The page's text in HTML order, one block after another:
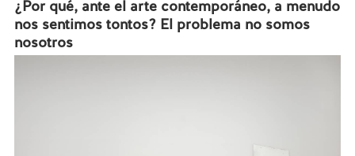
¿Por qué, ante el arte contemporáneo, a menudo
nos sentimos tontos? El problema no somos
nosotros